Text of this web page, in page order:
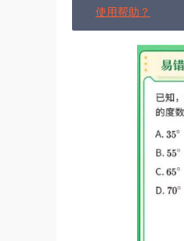
使用帮助？